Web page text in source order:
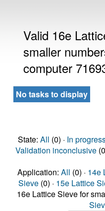
Valid 16e
smaller
computer
No tasks to display
State: All (0) · In
Validation inconclusive
Application: All (0) · 14e
Sieve (0) · 15e Lattice
16e Lattice Sieve for